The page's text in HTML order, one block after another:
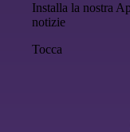
Installa la nostra
notizie
Tocca